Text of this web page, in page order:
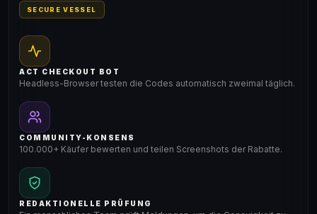
SECURE VESSEL
ACT CHECKOUT BOT
Headless-Browser testen die Codes automatisch zweimal täglich.
COMMUNITY-KONSENS
100.000+ Käufer bewerten und teilen Screenshots der Rabatte.
REDAKTIONELLE PRÜFUNG